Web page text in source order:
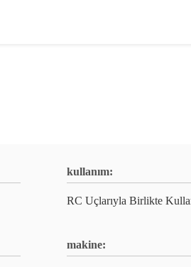
kullanım:
RC Uçlarıyla Birlikte
makine: